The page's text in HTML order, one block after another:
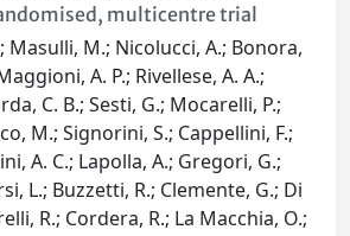
multicentre trial
Masulli, M.; Nicolucci, A.; Bonora,
A. P.; Rivellese, A. A.;
C. B.; Sesti, G.; Mocarelli, P.;
M.; Signorini, S.; Cappellini, F.;
A. C.; Lapolla, A.; Gregori, G.;
L.; Buzzetti, R.; Clemente, G.; Di
R.; Cordera, R.; La Macchia, O.;